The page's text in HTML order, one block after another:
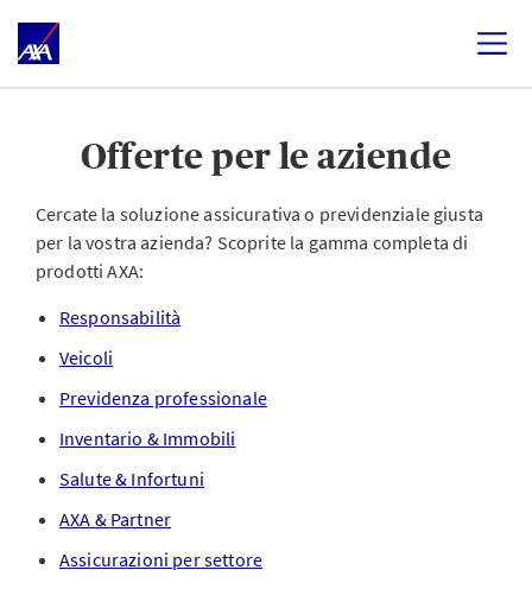
Offerte per le aziende
Cercate la soluzione assicurativa o previdenziale giusta
per la vostra azienda? Scoprite la gamma completa di
prodotti AXA:
Responsabilità
Veicoli
Previdenza professionale
Inventario & Immobili
Salute & Infortuni
AXA & Partner
Assicurazioni per settore